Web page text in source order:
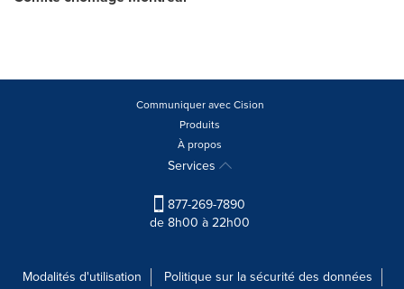
Communiquer avec Cision
Produits
À propos
Services
877-269-7890
de 8h00 à 22h00
Modalités d'utilisation Politique sur la sécurité des données